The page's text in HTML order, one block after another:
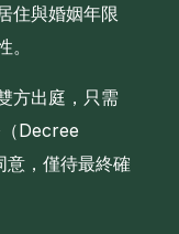
住與婚姻年限
方出庭，只需
Decree
意，僅待最終確